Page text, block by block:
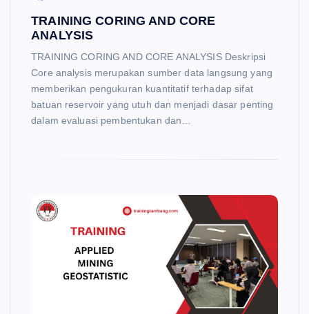
TRAINING CORING AND CORE
ANALYSIS
TRAINING CORING AND CORE ANALYSIS Deskripsi
Core analysis merupakan sumber data langsung yang
memberikan pengukuran kuantitatif terhadap sifat
batuan reservoir yang utuh dan menjadi dasar penting
dalam evaluasi pembentukan dan…